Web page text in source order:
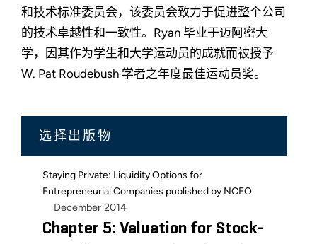
和技术标准委员会，该委员会致力于促进整个公司
的技术卓越性和一致性。Ryan 毕业于迈阿密大
学，因其作为学生和大学运动员的成就而被授予
W. Pat Roudebush 学者之年度最佳运动员奖。
选择出版物
Staying Private: Liquidity Options for
Entrepreneurial Companies published by NCEO
December 2014
Chapter 5: Valuation for Stock-